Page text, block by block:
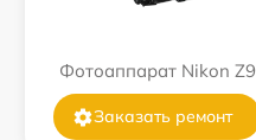
Фотоаппарат Nikon Z9
Заказать ремонт